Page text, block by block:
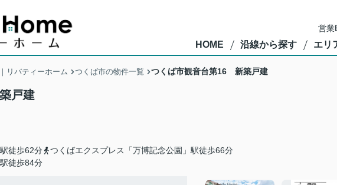
営
HOME 沿線から探す エリ
リバティーホーム つくば市の物件一覧 つくば市観音台第16 新築戸建
戸建
徒歩62分
つくばエクスプレス「万博記念公園」駅徒歩66分
徒歩84分